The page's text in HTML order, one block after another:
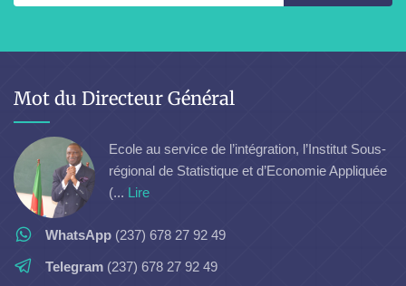
Mot du Directeur Général
Ecole au service de l’intégration, l’Institut Sous-
régional de Statistique et d’Economie Appliquée
(... Lire
WhatsApp (237) 678 27 92 49
Telegram (237) 678 27 92 49